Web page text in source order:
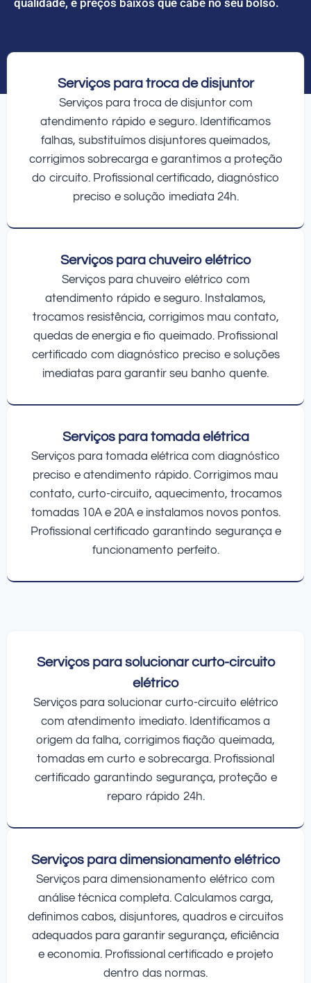
Serviços para troca de disjuntor
Serviços para troca de disjuntor com
atendimento rápido e seguro. Identificamos
falhas, substituímos disjuntores queimados,
corrigimos sobrecarga e garantimos a proteção
do circuito. Profissional certificado, diagnóstico
preciso e solução imediata 24h.
Serviços para chuveiro elétrico
Serviços para chuveiro elétrico com
atendimento rápido e seguro. Instalamos,
trocamos resistência, corrigimos mau contato,
quedas de energia e fio queimado. Profissional
certificado com diagnóstico preciso e soluções
imediatas para garantir seu banho quente.
Serviços para tomada elétrica
Serviços para tomada elétrica com diagnóstico
preciso e atendimento rápido. Corrigimos mau
contato, curto-circuito, aquecimento, trocamos
tomadas 10A e 20A e instalamos novos pontos.
Profissional certificado garantindo segurança e
funcionamento perfeito.
Serviços para solucionar curto-circuito
elétrico
Serviços para solucionar curto-circuito elétrico
com atendimento imediato. Identificamos a
origem da falha, corrigimos fiação queimada,
tomadas em curto e sobrecarga. Profissional
certificado garantindo segurança, proteção e
reparo rápido 24h.
Serviços para dimensionamento elétrico
Serviços para dimensionamento elétrico com
análise técnica completa. Calculamos carga,
definimos cabos, disjuntores, quadros e circuitos
adequados para garantir segurança, eficiência
e economia. Profissional certificado e projeto
dentro das normas.